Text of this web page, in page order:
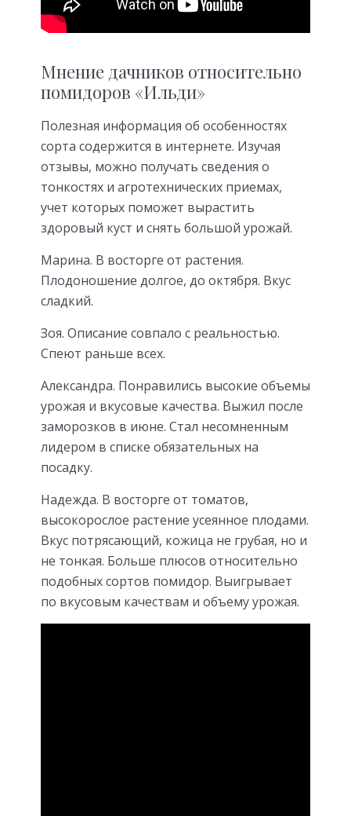
Мнение дачников относительно
помидоров «Ильди»
Полезная информация об особенностях
сорта содержится в интернете. Изучая
отзывы, можно получать сведения о
тонкостях и агротехнических приемах,
учет которых поможет вырастить
здоровый куст и снять большой урожай.
Марина. В восторге от растения.
Плодоношение долгое, до октября. Вкус
сладкий.
Зоя. Описание совпало с реальностью.
Спеют раньше всех.
Александра. Понравились высокие объемы
урожая и вкусовые качества. Выжил после
заморозков в июне. Стал несомненным
лидером в списке обязательных на
посадку.
Надежда. В восторге от томатов,
высокорослое растение усеянное плодами.
Вкус потрясающий, кожица не грубая, но и
не тонкая. Больше плюсов относительно
подобных сортов помидор. Выигрывает
по вкусовым качествам и объему урожая.